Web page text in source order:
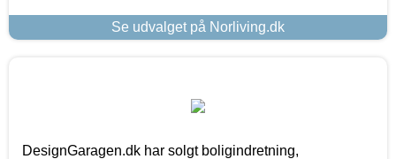
Se udvalget på Norliving.dk
DesignGaragen.dk har solgt boligindretning,